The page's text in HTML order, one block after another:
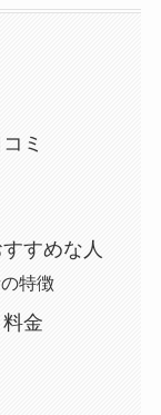
ミ
すめな人
特徴
金